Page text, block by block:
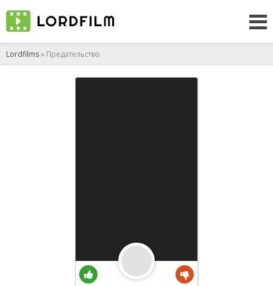
Lordfilms» Предательство